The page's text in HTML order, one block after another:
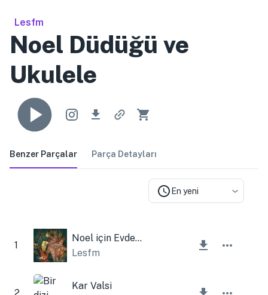
Lesfm
Noel Düdüğü ve
Ukulele
Benzer Parçalar Parça Detayları
En yeni
1
Noel için Evde Kal
Lesfm
Kar Valsi